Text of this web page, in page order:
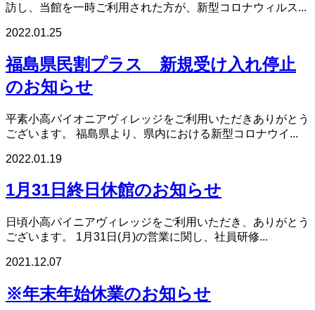
訪し、当館を一時ご利用された方が、新型コロナウィルス...
2022.01.25
福島県民割プラス 新規受け入れ停止
のお知らせ
平素小高パイオニアヴィレッジをご利用いただきありがとう
ございます。 福島県より、県内における新型コロナウイ...
2022.01.19
1月31日終日休館のお知らせ
日頃小高パイニアヴィレッジをご利用いただき、ありがとう
ございます。 1月31日(月)の営業に関し、社員研修...
2021.12.07
※年末年始休業のお知らせ